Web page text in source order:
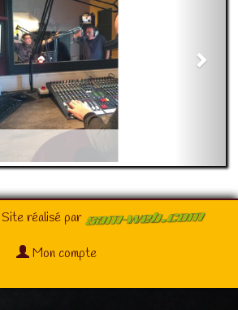
| Site réalisé par
Mon compte